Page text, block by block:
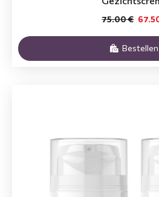
75.00 €
Bestellen